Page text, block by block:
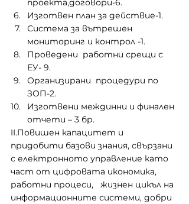
проекта,договори-6.
Изготвен план за действие-1.
Система за вътрешен
мониторинг и контрол -1.
Проведени  работни срещи с
ЕУ- 9.
Организирани  процедури по
ЗОП-2.
Изготвени междинни и финален
отчети – 3 бр.
II.Повишен капацитет и
придобити базови знания, свързани
с електронното управление като
част от цифровата икономика,
работни процеси,   жизнен цикъл на
информационните системи, добри